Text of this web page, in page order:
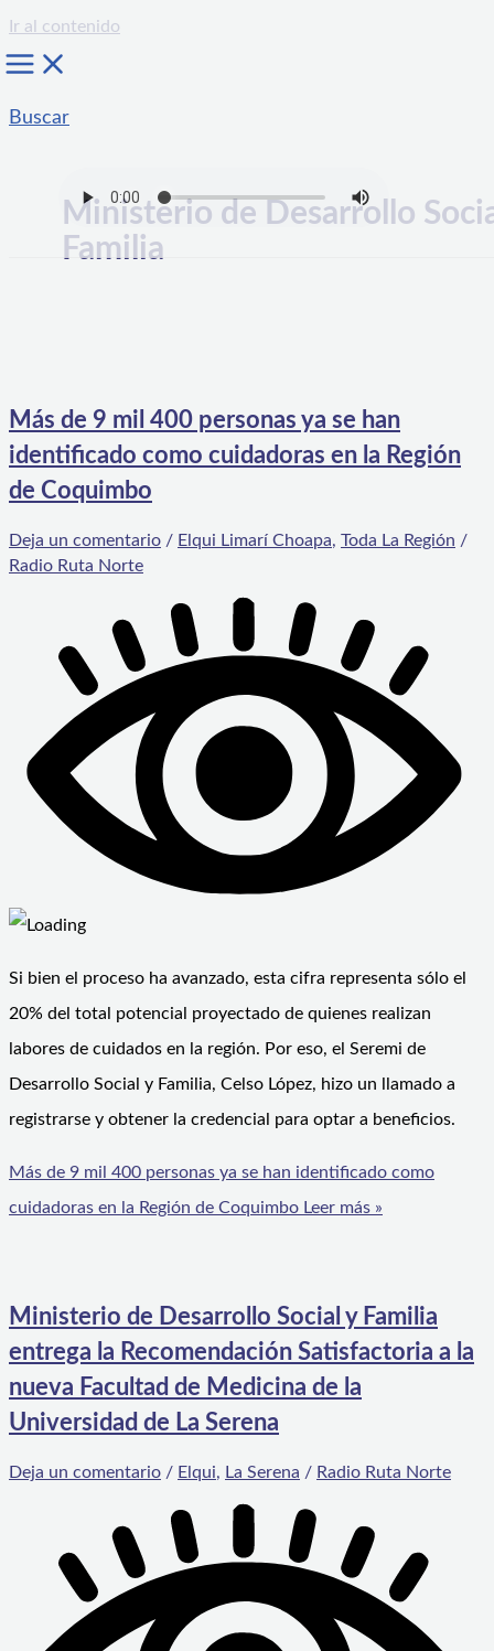
Ir al contenido
Buscar
Ministerio de Desarrollo
Familia
Más de 9 mil 400 personas ya se han
identificado como cuidadoras en la Región
de Coquimbo
Deja un comentario / Elqui Limarí Choapa, Toda La Región /
Radio Ruta Norte
Si bien el proceso ha avanzado, esta cifra representa sólo el
20% del total potencial proyectado de quienes realizan
labores de cuidados en la región. Por eso, el Seremi de
Desarrollo Social y Familia, Celso López, hizo un llamado a
registrarse y obtener la credencial para optar a beneficios.
Más de 9 mil 400 personas ya se han identificado como
cuidadoras en la Región de Coquimbo Leer más »
Ministerio de Desarrollo Social y Familia
entrega la Recomendación Satisfactoria a la
nueva Facultad de Medicina de la
Universidad de La Serena
Deja un comentario / Elqui, La Serena / Radio Ruta Norte